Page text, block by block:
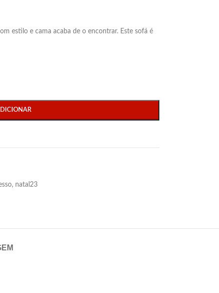
estilo e cama acaba de o encontrar. Este sofá é
, natal23